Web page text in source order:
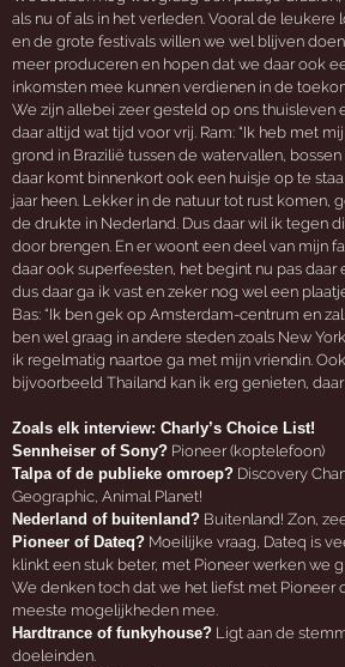
als nu of als in het verleden. Vooral de leukere
en de grote festivals willen we wel blijven
meer produceren en hopen dat we daar ook
inkomsten mee kunnen verdienen in de
We zijn allebei zeer gesteld op ons thuisleven
daar altijd wat tijd voor vrij. Ram: “Ik heb met
grond in Brazilië tussen de watervallen,
daar komt binnenkort ook een huisje op te
jaar heen. Lekker in de natuur tot rust komen,
de drukte in Nederland. Dus daar wil ik tegen
door brengen. En er woont een deel van mijn
daar ook superfeesten, het begint nu pas
dus daar ga ik vast en zeker nog wel een
Bas: “Ik ben gek op Amsterdam-centrum en
ben wel graag in andere steden zoals New
ik regelmatig naartoe ga met mijn vriendin.
bijvoorbeeld Thailand kan ik erg genieten, daar
Zoals elk interview: Charly’s Choice List!
Sennheiser of Sony? Pioneer (koptelefoon)
Talpa of de publieke omroep? Discovery
Geographic, Animal Planet!
Nederland of buitenland? Buitenland! Zon,
Pioneer of Dateq? Moeilijke vraag, Dateq is
klinkt een stuk beter, met Pioneer werken we
We denken toch dat we het liefst met Pioneer
meeste mogelijkheden mee.
Hardtrance of funkyhouse? Ligt aan de
doeleinden.